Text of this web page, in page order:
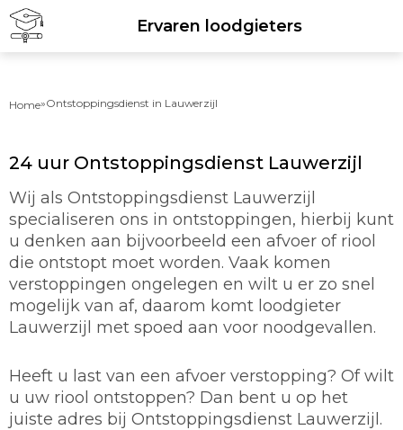
Ervaren loodgieters
Home»Ontstoppingsdienst in Lauwerzijl
24 uur Ontstoppingsdienst Lauwerzijl
Wij als Ontstoppingsdienst Lauwerzijl
specialiseren ons in ontstoppingen, hierbij kunt
u denken aan bijvoorbeeld een afvoer of riool
die ontstopt moet worden. Vaak komen
verstoppingen ongelegen en wilt u er zo snel
mogelijk van af, daarom komt loodgieter
Lauwerzijl met spoed aan voor noodgevallen.
Heeft u last van een afvoer verstopping? Of wilt
u uw riool ontstoppen? Dan bent u op het
juiste adres bij Ontstoppingsdienst Lauwerzijl.